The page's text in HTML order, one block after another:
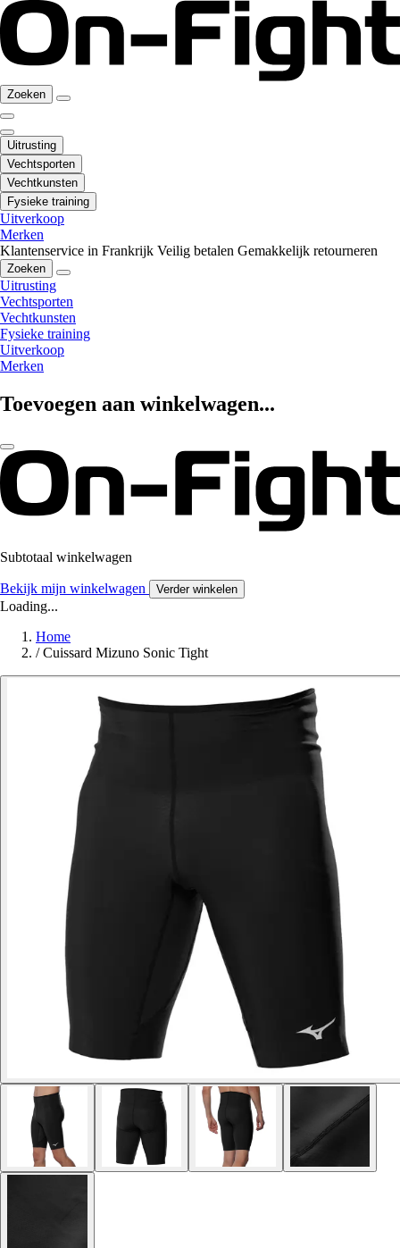
Zoeken
Uitrusting
Vechtsporten
Vechtkunsten
Fysieke training
Uitverkoop
Merken
Klantenservice in Frankrijk Veilig betalen Gemakkelijk retourneren
Zoeken
Uitrusting
Vechtsporten
Vechtkunsten
Fysieke training
Uitverkoop
Merken
Toevoegen aan winkelwagen...
Subtotaal winkelwagen
Bekijk mijn winkelwagen Verder winkelen
Loading...
Home
/ Cuissard Mizuno Sonic Tight